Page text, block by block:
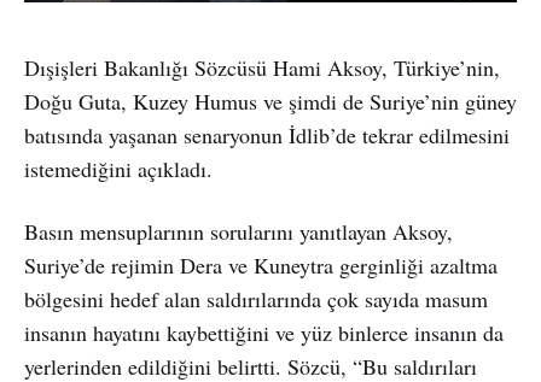
Dışişleri Bakanlığı Sözcüsü Hami Aksoy, Türkiye’nin,
Doğu Guta, Kuzey Humus ve şimdi de Suriye’nin güney
batısında yaşanan senaryonun İdlib’de tekrar edilmesini
istemediğini açıkladı.
Basın mensuplarının sorularını yanıtlayan Aksoy,
Suriye’de rejimin Dera ve Kuneytra gerginliği azaltma
bölgesini hedef alan saldırılarında çok sayıda masum
insanın hayatını kaybettiğini ve yüz binlerce insanın da
yerlerinden edildiğini belirtti. Sözcü, “Bu saldırıları